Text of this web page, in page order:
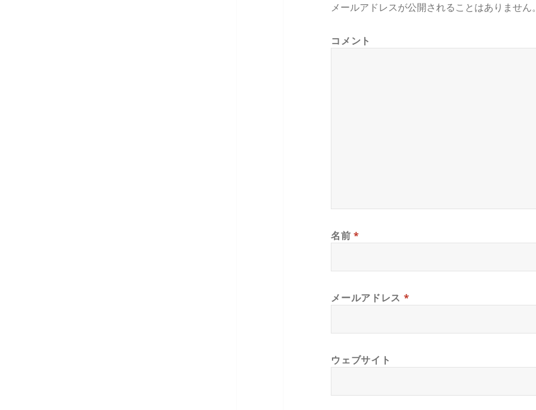
メールアドレスが公開されることはありません。
コメント
名前*
メールアドレス *
ウェブサイト